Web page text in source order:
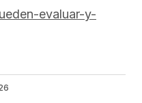
evaluar-y-